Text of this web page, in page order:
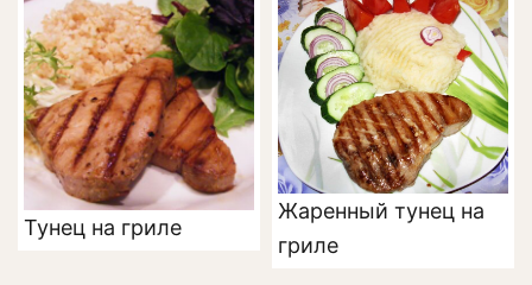
Тунец на гриле
Жаренный тунец на
гриле